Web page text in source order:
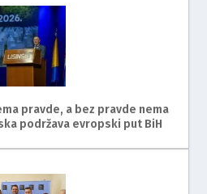
pravde, a bez pravde nema
podržava evropski put BiH